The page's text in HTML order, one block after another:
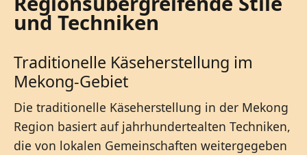
und Techniken
Traditionelle Käseherstellung im
Mekong-Gebiet
Die traditionelle Käseherstellung in der Mekong
Region basiert auf jahrhundertealten Techniken,
die von lokalen Gemeinschaften weitergegeben